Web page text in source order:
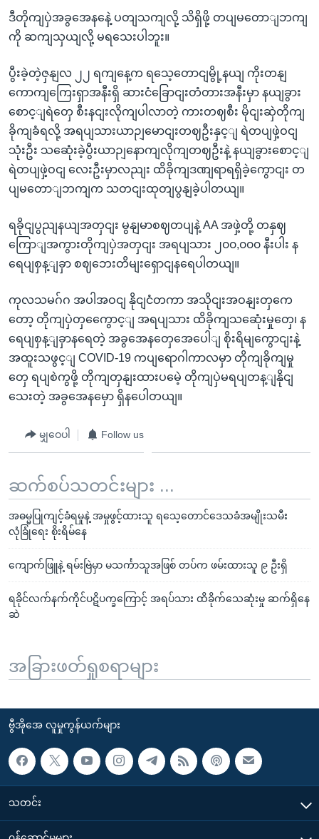
ဒီတိုကျပှဲအခွအေနနေဲ့ ပတျသကျလို့ သိရှိဖို့ တပျမတောျဘကျ
ကို ဆကျသှယျလို့ မရသေးပါဘူး။
ပွီးခဲ့တဲ့ဇှနျလ ၂၂ ရကျနေ့က ရသေ့တောငျမွို့နယျ ကိုးတနျ
ကောကျကြေးရှာအနီးရှိ ဆားငံခြောငျးတံတားအနီးမှာ နယျခွား
စောင့ျရဲတှေ စီးနငျးလိုကျပါလာတဲ့ ကားတဈစီး မိုငျးဆှဲတိုကျ
ခိုကျခံရလို့ အရပျသားယာဉျမောငျးတဈဦးနှင့ျ ရဲတပျဖှဲ့ဝငျ
သုံးဦး သဆေုံးခဲ့ပွီးယာဉျနောကျလိုကျတဈဦးနဲ့ နယျခွားစောင့ျ
ရဲတပျဖှဲ့ဝငျ လေးဦးမှာလညျး ထိခိုကျဒဏျရာရရှိခဲ့ကွောငျး တ
ပျမတောျဘကျက သတငျးထုတျပွနျခဲ့ပါတယျ။
ရခိုငျပွညျနယျအတှငျး မွနျမာစဈတပျနဲ့ AA အဖှဲ့တို့ တနှဈ
ကြောျအကွားတိုကျပှဲအတှငျး အရပျသား ၂၀၀,၀၀၀ နီးပါး န
ရေပျစှန့ျခှာ စဈဘေးတိမျးရှောငျနရေပါတယျ။
ကုလသမဂ်ဂ အပါအဝငျ နိုငျငံတကာ အသိုငျးအဝနျးတှကေ
တော့ တိုကျပှဲတှကွေောင့ျ အရပျသား ထိခိုကျသဆေုံးမှုတှေ၊ န
ရေပျစှန့ျခှာနရေတဲ့ အခွအေနတှေအေပေါျ စိုးရိမျကွောငျးနဲ့
အထူးသဖွင့ျ COVID-19 ကပျရောဂါကာလမှာ တိုကျခိုကျမှု
တှေ ရပျစဲကွဖို့ တိုကျတှနျးထားပမေဲ့ တိုကျပှဲမရပျတန့ျနိုငျ
သေးတဲ့ အခွအေနမှော ရှိနပေါတယျ။
မျှဝေပါ Follow us
ဆက်စပ်သတင်းများ ...
အဓမ္မပြုကျင့်ခံရမှုနဲ့ အမှုဖွင့်ထားသူ ရသေ့တောင်ဒေသခံအမျိုးသမီး
လုံခြုံရေး စိုးရိမ်နေ
ကျောက်ဖြူနဲ့ ရမ်းဗြဲမှာ မသင်္ကာသူအဖြစ် တပ်က ဖမ်းထားသူ ၉ ဦးရှိ
ရခိုင်လက်နက်ကိုင်ပဋိပက္ခကြောင့် အရပ်သား ထိခိုက်သေဆုံးမှု ဆက်ရှိနေ
ဆဲ
အခြားဖတ်ရှုစရာများ
ဗွီအိုအေ လူမှုကွန်ယက်များ
သတင်း